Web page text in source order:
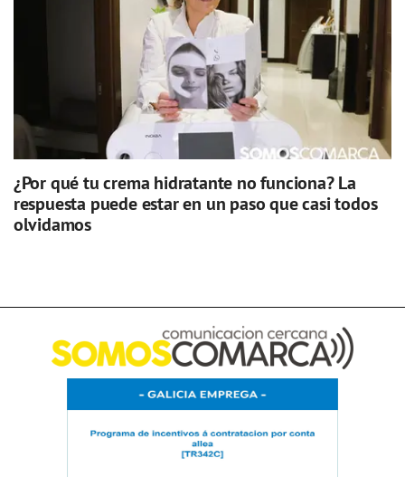
¿Por qué tu crema hidratante no funciona? La
respuesta puede estar en un paso que casi todos
olvidamos